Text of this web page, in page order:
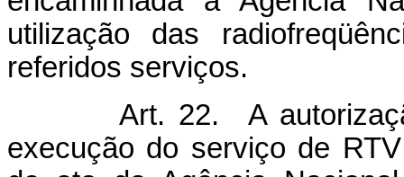
utilização das
referidos serviços.
Art. 22. A autorização
execução do serviço de